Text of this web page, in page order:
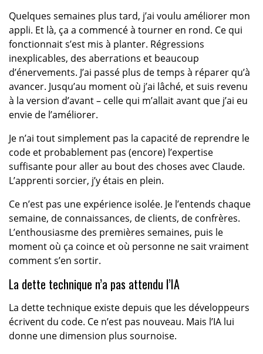
Quelques semaines plus tard, j’ai voulu améliorer mon
appli. Et là, ça a commencé à tourner en rond. Ce qui
fonctionnait s’est mis à planter. Régressions
inexplicables, des aberrations et beaucoup
d’énervements. J’ai passé plus de temps à réparer qu’à
avancer. Jusqu’au moment où j’ai lâché, et suis revenu
à la version d’avant – celle qui m’allait avant que j’ai eu
envie de l’améliorer.
Je n’ai tout simplement pas la capacité de reprendre le
code et probablement pas (encore) l’expertise
suffisante pour aller au bout des choses avec Claude.
L’apprenti sorcier, j’y étais en plein.
Ce n’est pas une expérience isolée. Je l’entends chaque
semaine, de connaissances, de clients, de confrères.
L’enthousiasme des premières semaines, puis le
moment où ça coince et où personne ne sait vraiment
comment s’en sortir.
La dette technique n’a pas attendu l’IA
La dette technique existe depuis que les développeurs
écrivent du code. Ce n’est pas nouveau. Mais l’IA lui
donne une dimension plus sournoise.